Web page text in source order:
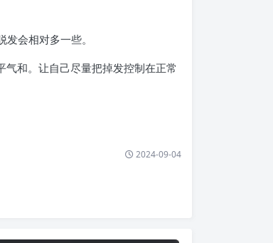
会相对多一些。
气和。让自己尽量把掉发控制在正常
2024-09-04